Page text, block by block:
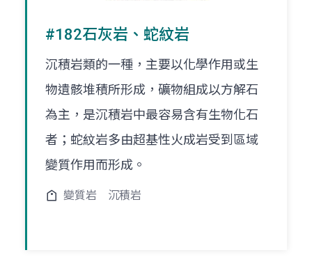
#182石灰岩、蛇紋岩
沉積岩類的一種，主要以化學作用或生
物遺骸堆積所形成，礦物組成以方解石
為主，是沉積岩中最容易含有生物化石
者；蛇紋岩多由超基性火成岩受到區域
變質作用而形成。
變質岩 沉積岩